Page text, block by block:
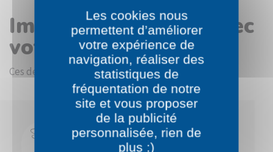
Images en rapport avec
votre choix
Ces dessins devraient vous intéresser.
Les cookies nous
permettent d’améliorer
votre expérience de
navigation, réaliser des
statistiques de
fréquentation de notre
site et vous proposer
de la publicité
personnalisée, rien de
plus :)